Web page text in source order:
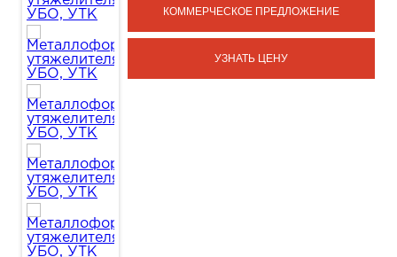
КОММЕРЧЕСКОЕ ПРЕДЛОЖЕНИЕ
УЗНАТЬ ЦЕНУ